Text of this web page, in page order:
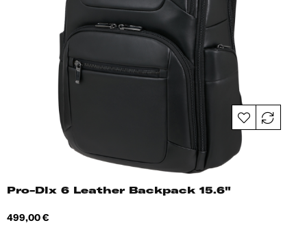
Pro-Dlx 6 Leather Backpack 15.6"
Hind
499,00 €